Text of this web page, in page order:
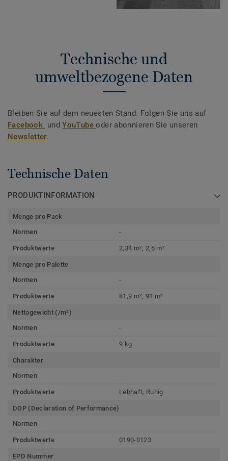
Technische und
umweltbezogene Daten
Bleiben Sie auf dem neuesten Stand. Folgen Sie uns auf
Facebook undYouTubeoder abonnieren Sie unseren
Newsletter.
Technische Daten
PRODUKTINFORMATION
Menge pro Pack
Normen
-
Produktwerte 2,34 m², 2,6 m²
Menge pro Palette
Normen
-
Produktwerte 81,9 m², 91 m²
Nettogewicht (/m²)
Normen
-
Produktwerte 9 kg
Charakter
Normen
-
Produktwerte Lebhaft, Ruhig
DOP (Declaration of Performance)
Normen
-
Produktwerte 0190-0123
EPD Nummer